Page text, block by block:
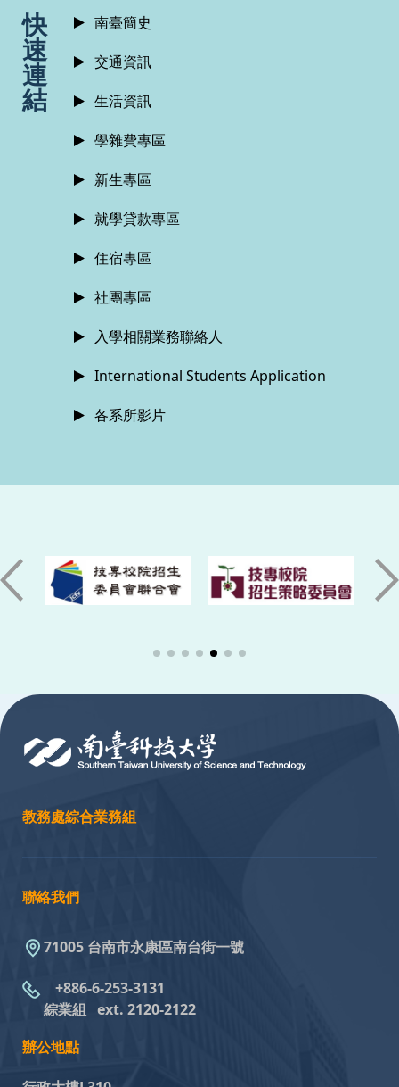
:::
快
速
連
結
南臺簡史
交通資訊
生活資訊
學雜費專區
新生專區
就學貸款專區
住宿專區
社團專區
入學相關業務聯絡人
International Students Application
各系所影片
教務處綜合業務組
聯絡我們
71005 台南市永康區南台街一號
+886-6-253-3131
綜業組 ext. 2120-2122
辦公地點